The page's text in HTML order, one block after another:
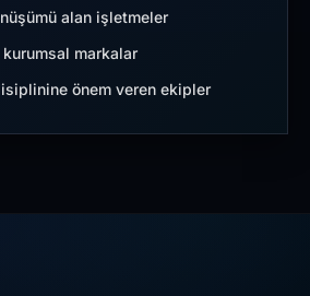
alan işletmeler
markalar
önem veren ekipler